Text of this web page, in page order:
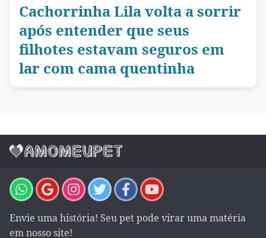
Cachorrinha Lila volta a sorrir
após entender que seus
filhotes estavam seguros em
lar com cama quentinha
Envie uma história! Seu pet pode virar uma matéria
em nosso site!